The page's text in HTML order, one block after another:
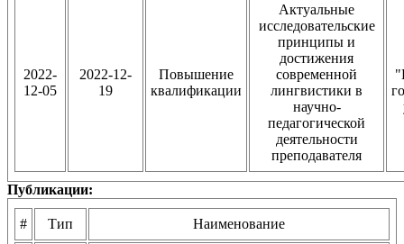
2022-
12-05
2022-12-
19
Повышение
квалификации
Актуальные
исследовательские
принципы и
достижения
современной
лингвистики в
научно-
педагогической
деятельности
преподавателя
Публикации:
# Тип Наименование